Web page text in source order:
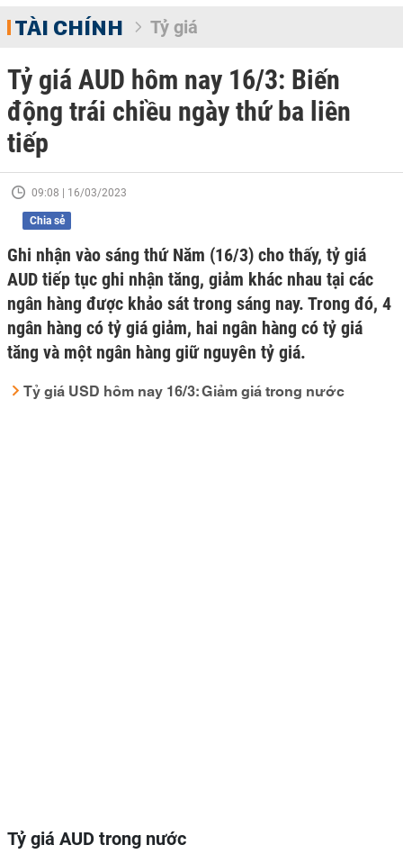
TÀI CHÍNH Tỷ giá
Tỷ giá AUD hôm nay 16/3: Biến
động trái chiều ngày thứ ba liên
tiếp
09:08 | 16/03/2023
Chia sẻ
Ghi nhận vào sáng thứ Năm (16/3) cho thấy, tỷ giá
AUD tiếp tục ghi nhận tăng, giảm khác nhau tại các
ngân hàng được khảo sát trong sáng nay. Trong đó, 4
ngân hàng có tỷ giá giảm, hai ngân hàng có tỷ giá
tăng và một ngân hàng giữ nguyên tỷ giá.
Tỷ giá USD hôm nay 16/3: Giảm giá trong nước
Tỷ giá AUD trong nước